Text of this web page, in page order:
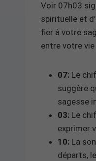
Voir 07h03
spirituelle et
fier à votre
entre votre
07: Le
suggère
sagesse
03: Le
exprimer
10: La
départs,